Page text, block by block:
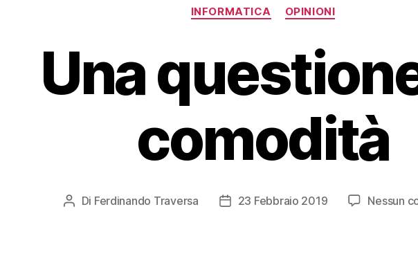
Categorie
INFORMATICA OPINIONI
Una
comodità
Autore
Di Ferdinando Traversa
Data23 Febbraio 2019 Nessun